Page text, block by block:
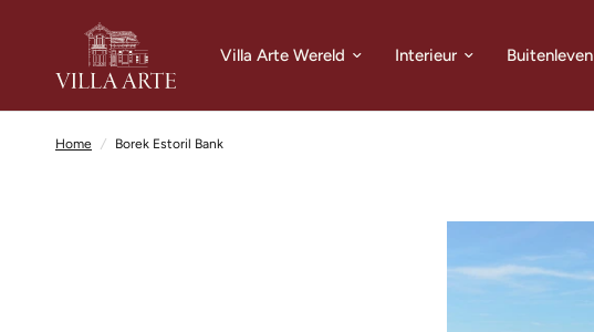
Villa Arte Wereld Interieur Buitenleven
Home / Borek Estoril Bank